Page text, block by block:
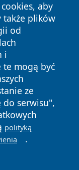
aby
także plików
od
i
te mogą być
ze
do serwisu",
polityką
.
prawa
Polityka
Cookies